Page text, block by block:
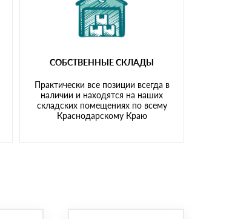
СОБСТВЕННЫЕ СКЛАДЫ
Практически все позиции всегда в
наличии и находятся на наших
складских помещениях по всему
Краснодарскому Краю